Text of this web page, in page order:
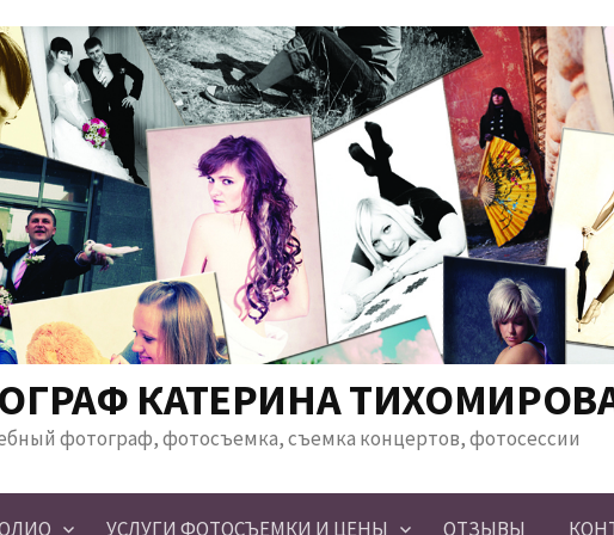
КАТЕРИНА
фотограф, фотосъемка, съемка концертов, фотосессии
УСЛУГИ ФОТОСЪЕМКИ И ЦЕНЫ ОТЗЫВЫ